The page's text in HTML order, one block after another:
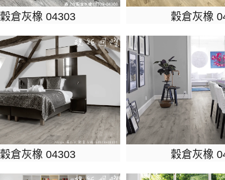
穀倉灰橡 04303 穀倉灰橡
穀倉灰橡 04303 穀倉灰橡